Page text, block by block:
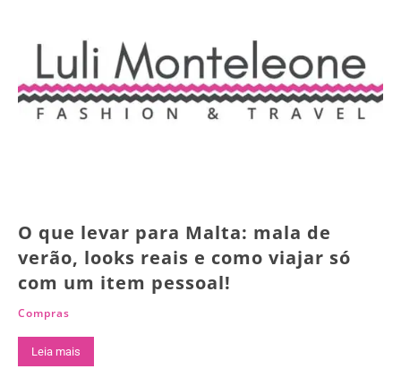
O que levar para Malta: mala de
verão, looks reais e como viajar só
com um item pessoal!
Compras
Leia mais